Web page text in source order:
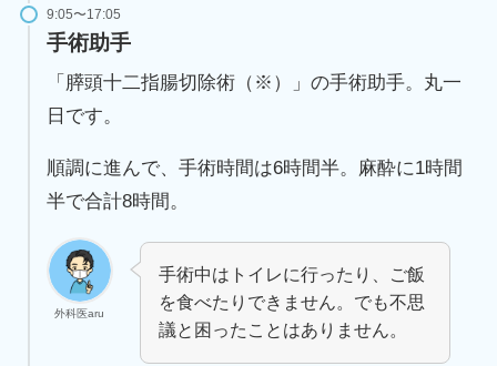
9:05〜17:05
手術助手
「膵頭十二指腸切除術（※）」の手術助手。丸一
日です。
順調に進んで、手術時間は6時間半。麻酔に1時間
半で合計8時間。
外科医aru
手術中はトイレに行ったり、ご飯
を食べたりできません。でも不思
議と困ったことはありません。